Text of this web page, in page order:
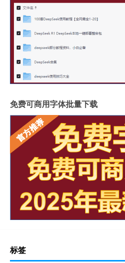
免费可商用字体批量下载
标签